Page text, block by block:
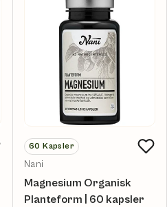
60 Kapsler
Nani
Magnesium Organisk
Planteform | 60 kapsler